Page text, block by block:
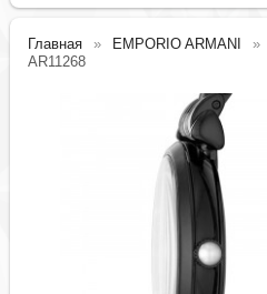
Главная EMPORIO ARMANI
AR11268